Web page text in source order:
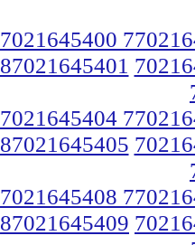
7021645400
87021645401
7021645404
87021645405
7021645408
87021645409